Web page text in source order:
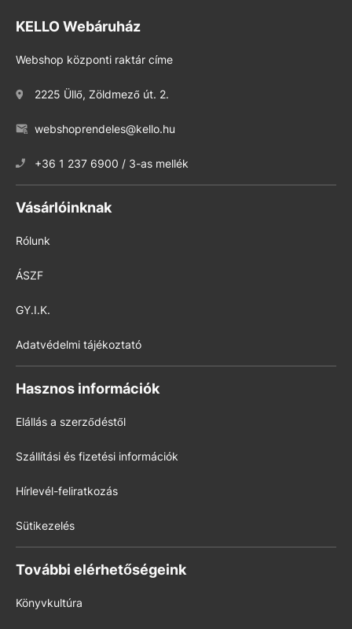
KELLO Webáruház
Webshop központi raktár címe
2225 Üllő, Zöldmező út. 2.
webshoprendeles@kello.hu
+36 1 237 6900 / 3-as mellék
Vásárlóinknak
Rólunk
ÁSZF
GY.I.K.
Adatvédelmi tájékoztató
Hasznos információk
Elállás a szerződéstől
Szállítási és fizetési információk
Hírlevél-feliratkozás
Sütikezelés
További elérhetőségeink
Könyvkultúra